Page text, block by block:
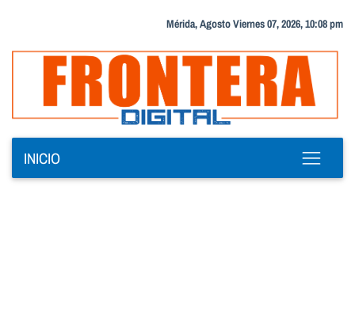
Mérida, Agosto Viernes 07, 2026, 10:08 pm
INICIO